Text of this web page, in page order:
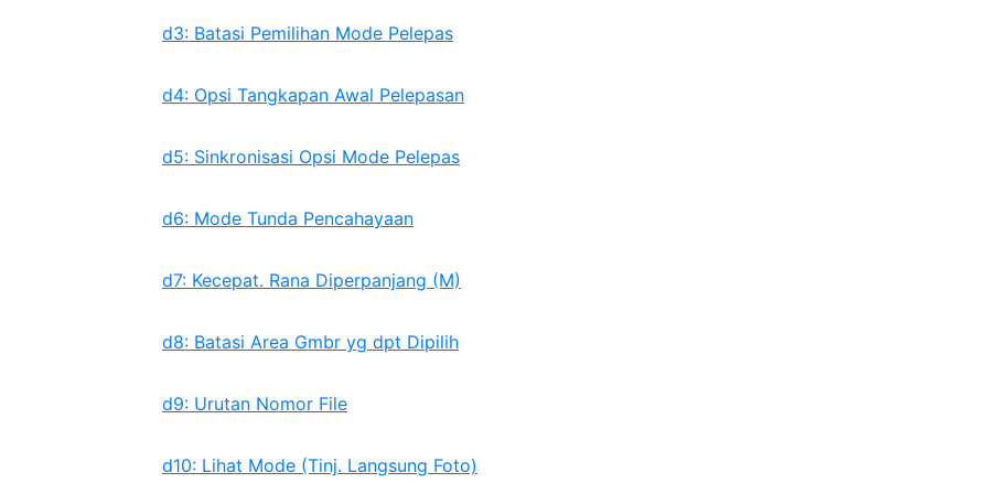
d3: Batasi Pemilihan Mode Pelepas
d4: Opsi Tangkapan Awal Pelepasan
d5: Sinkronisasi Opsi Mode Pelepas
d6: Mode Tunda Pencahayaan
d7: Kecepat. Rana Diperpanjang (M)
d8: Batasi Area Gmbr yg dpt Dipilih
d9: Urutan Nomor File
d10: Lihat Mode (Tinj. Langsung Foto)